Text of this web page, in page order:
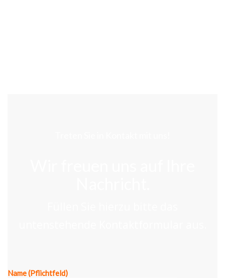
Name (Pflichtfeld)